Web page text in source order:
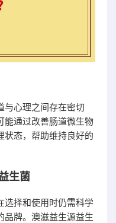
与心理之间存在密切
能通过改善肠道微生物
状态，帮助维持良好的
生菌
选择和使用时仍需科学
品牌。澳滋益生源益生